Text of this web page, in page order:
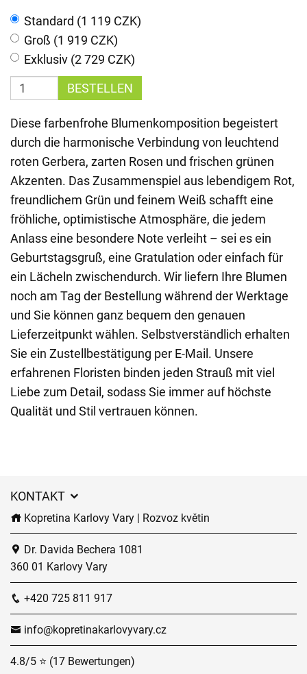
Standard (1 119 CZK)
Groß (1 919 CZK)
Exklusiv (2 729 CZK)
BESTELLEN
Diese farbenfrohe Blumenkomposition begeistert
durch die harmonische Verbindung von leuchtend
roten Gerbera, zarten Rosen und frischen grünen
Akzenten. Das Zusammenspiel aus lebendigem Rot,
freundlichem Grün und feinem Weiß schafft eine
fröhliche, optimistische Atmosphäre, die jedem
Anlass eine besondere Note verleiht – sei es ein
Geburtstagsgruß, eine Gratulation oder einfach für
ein Lächeln zwischendurch. Wir liefern Ihre Blumen
noch am Tag der Bestellung während der Werktage
und Sie können ganz bequem den genauen
Lieferzeitpunkt wählen. Selbstverständlich erhalten
Sie ein Zustellbestätigung per E-Mail. Unsere
erfahrenen Floristen binden jeden Strauß mit viel
Liebe zum Detail, sodass Sie immer auf höchste
Qualität und Stil vertrauen können.
KONTAKT
Kopretina Karlovy Vary | Rozvoz květin
Dr. Davida Bechera 1081
360 01 Karlovy Vary
+420 725 811 917
info@kopretinakarlovyvary.cz
4.8/5 ⭐ (17 Bewertungen)